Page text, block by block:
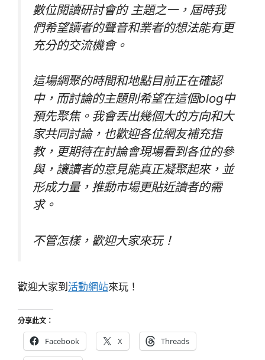
數位閱讀研討會的 主題之一，屆時我
們希望讀者的聲音和業者的想法能有更
充分的交流機會。
這場網聚的時間和地點目前正在確認
中，而討論的主題則希望在這個blog中
預先聚焦。我會丟出幾個大的方向和大
家共同討論，也歡迎各位網友補充指
教，更期待在討論會現場看到各位的參
與，讓讀者的意見能真正凝聚起來，並
形成力量，推動市場更貼近讀者的需
求。
不管怎樣，歡迎大家來玩！
歡迎大家到 活動網站來玩！
分享此文：
Facebook X Threads